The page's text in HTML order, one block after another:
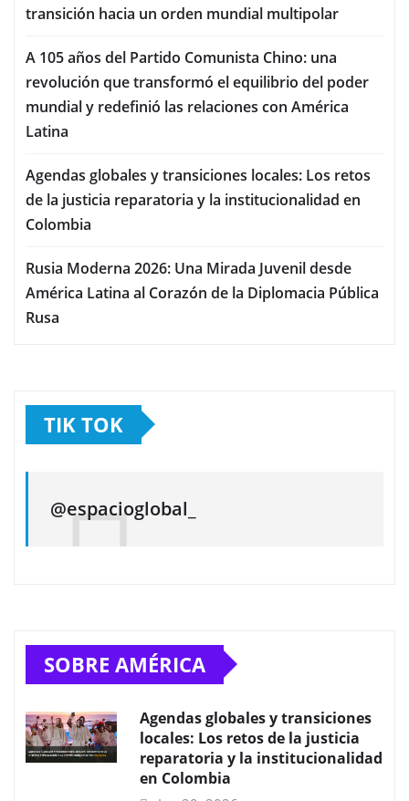
transición hacia un orden mundial multipolar
A 105 años del Partido Comunista Chino: una
revolución que transformó el equilibrio del poder
mundial y redefinió las relaciones con América
Latina
Agendas globales y transiciones locales: Los retos
de la justicia reparatoria y la institucionalidad en
Colombia
Rusia Moderna 2026: Una Mirada Juvenil desde
América Latina al Corazón de la Diplomacia Pública
Rusa
TIK TOK
@espacioglobal_
SOBRE AMÉRICA
Agendas globales y transiciones
locales: Los retos de la justicia
reparatoria y la institucionalidad
en Colombia